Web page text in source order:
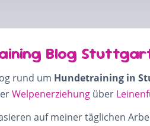
Blog
rund um Hundetraining in
Welpenerziehung über
auf meiner täglichen